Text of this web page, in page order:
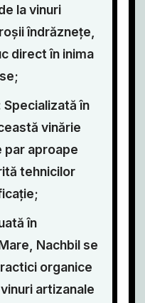
la vinuri
îndrăznețe,
direct în inima
în
vinărie
par aproape
tehnicilor
în
Nachbil se
organice
artizanale